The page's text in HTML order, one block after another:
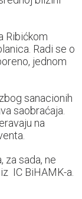
Ribićkom
Radi se o
jednom
sanacionih
saobraćaja.
na
za sada, ne
IC BiHAMK-a.